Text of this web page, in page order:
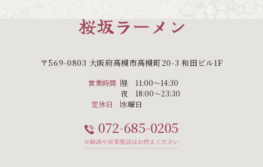
〒569-0803 大阪府高槻市高槻町20-3 和田ビル1F
営業時間 昼 11:00〜14:30
夜 18:00〜23:30
定休日
水曜日
072-685-0205